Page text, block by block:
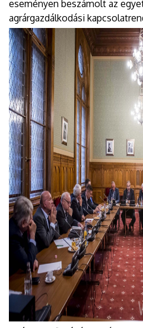
eseményen beszámolt az
agrárgazdálkodási